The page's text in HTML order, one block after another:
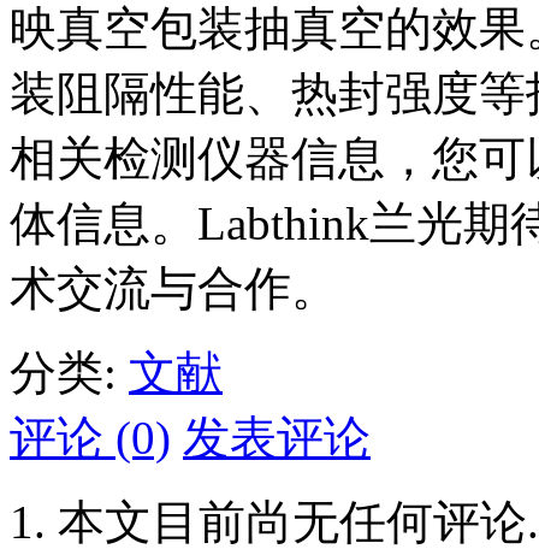
映真空包装抽真空的效
装阻隔性能、热封强度
相关检测仪器信息，您可
体信息。Labthink兰光期
术交流与合作。
分类: 文献
评论 (0) 发表评论
本文目前尚无任何评论.